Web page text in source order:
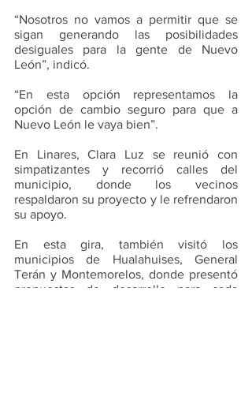
“Nosotros no vamos a permitir que se
sigan generando las posibilidades
desiguales para la gente de Nuevo
León”, indicó.
“En esta opción representamos la
opción de cambio seguro para que a
Nuevo León le vaya bien”.
En Linares, Clara Luz se reunió con
simpatizantes y recorrió calles del
municipio, donde los vecinos
respaldaron su proyecto y le refrendaron
su apoyo.
En esta gira, también visitó los
municipios de Hualahuises, General
Terán y Montemorelos, donde presentó
propuestas de desarrollo para cada